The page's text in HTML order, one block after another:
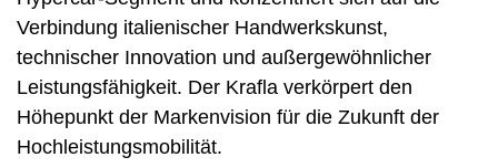
Verbindung italienischer Handwerkskunst,
technischer Innovation und außergewöhnlicher
Leistungsfähigkeit. Der Krafla verkörpert den
Höhepunkt der Markenvision für die Zukunft der
Hochleistungsmobilität.